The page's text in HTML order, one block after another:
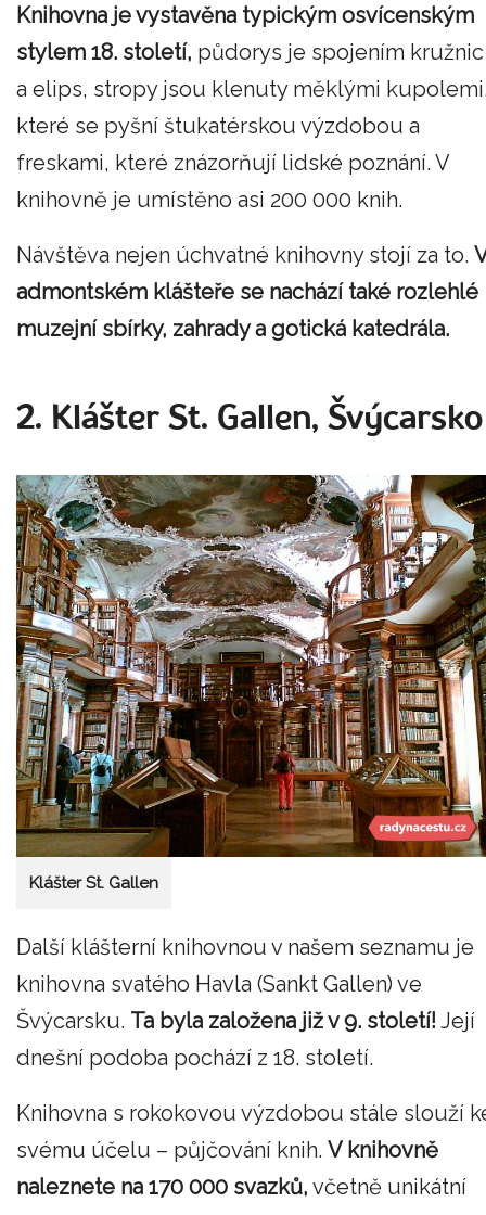
Knihovna je vystavěna typickým osvícenským
stylem 18. století, půdorys je spojením kružnic
a elips, stropy jsou klenuty měklými
které se pyšní štukatérskou výzdobou a
freskami, které znázorňují lidské poznání. V
knihovně je umístěno asi 200 000 knih.
Návštěva nejen úchvatné knihovny stojí za to.
admontském klášteře se nachází také rozlehlé
muzejní sbírky, zahrady a gotická katedrála.
2. Klášter St. Gallen, Švýcarsko
Klášter St. Gallen
Další klášterní knihovnou v našem seznamu je
knihovna svatého Havla (Sankt Gallen) ve
Švýcarsku. Ta byla založena již v 9. století! Její
dnešní podoba pochází z 18. století.
Knihovna s rokokovou výzdobou stále slouží
svému účelu – půjčování knih. V knihovně
naleznete na 170 000 svazků, včetně unikátní